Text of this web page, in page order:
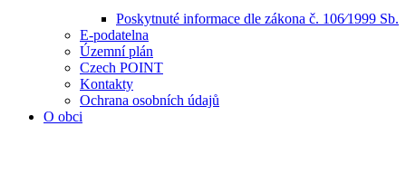
Poskytnuté informace dle zákona č. 106⁄1999 Sb.
E-podatelna
Územní plán
Czech POINT
Kontakty
Ochrana osobních údajů
O obci